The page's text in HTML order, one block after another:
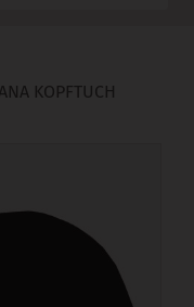
KOPFTUCH